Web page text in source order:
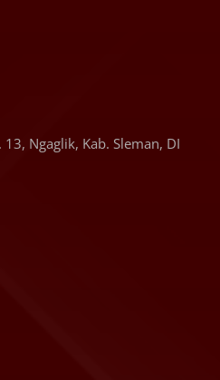
13, Ngaglik, Kab. Sleman, DI